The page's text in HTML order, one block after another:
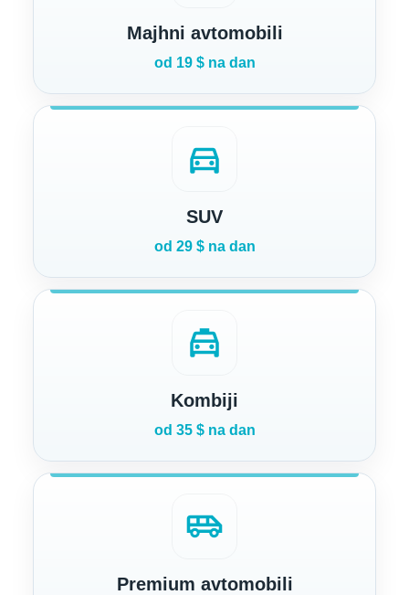
Majhni avtomobili
od 19 $ na dan
directions_car
SUV
od 29 $ na dan
local_taxi
Kombiji
od 35 $ na dan
airport_shuttle
Premium avtomobili